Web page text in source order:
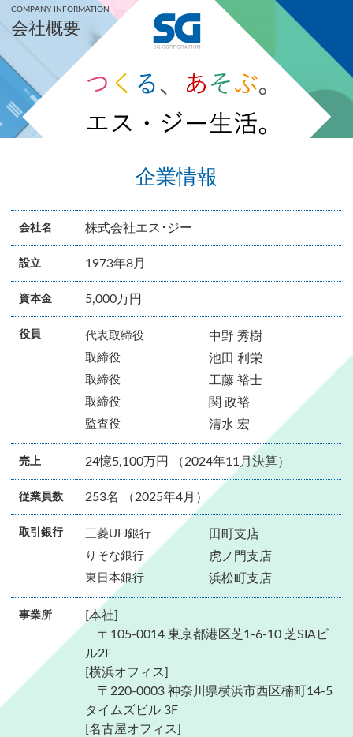
COMPANY INFORMATION
会社概要
企業情報
会社名 株式会社エス･ジー
設立 1973年8月
資本金 5,000万円
役員 代表取締役 中野 秀樹
取締役 池田 利栄
取締役 工藤 裕士
取締役 関 政裕
監査役 清水 宏
売上 24憶5,100万円 （2024年11月決算）
従業員数 253名 （2025年4月）
取引銀行 三菱UFJ銀行 田町支店
りそな銀行 虎ノ門支店
東日本銀行 浜松町支店
事業所
[本社]
〒105-0014 東京都港区芝1-6-10 芝SIAビ
ル2F
[横浜オフィス]
〒220-0003 神奈川県横浜市西区楠町14-5
タイムズビル 3F
[名古屋オフィス]